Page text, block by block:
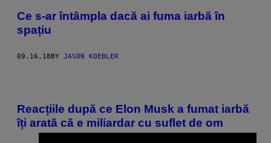
Ce s-ar întâmpla dacă ai fuma iarbă în
spațiu
09.16.18 BY JASON KOEBLER
Reacțiile după ce Elon Musk a fumat iarbă
îți arată că e miliardar cu suflet de om